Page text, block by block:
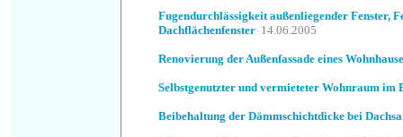
Fugendurchlässigkeit außenliegender Fenster,
Dachflächenfenster 14.06.2005
Renovierung der Außenfassade eines
Selbstgenutzter und vermieteter Wohnraum im
Beibehaltung der Dämmschichtdicke bei